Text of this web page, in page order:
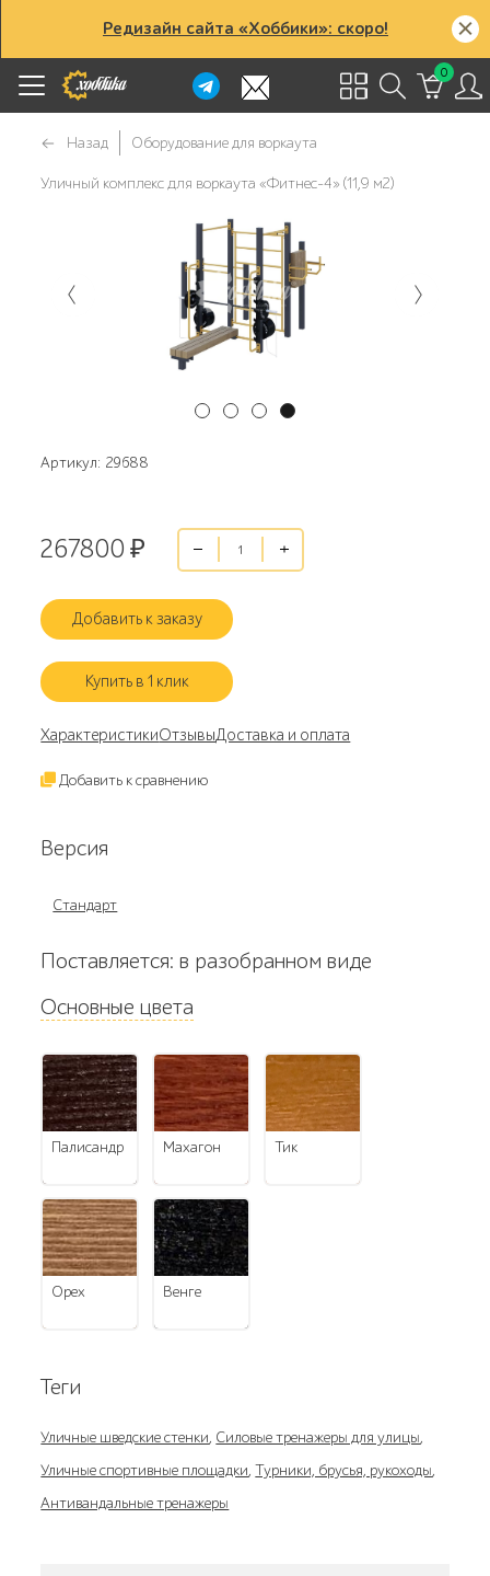
Редизайн сайта «Хоббики»: скоро!
0
Назад Оборудование для воркаута
Уличный комплекс для воркаута «Фитнес-4» (11,9 м2)
Артикул: 29688
267800 ₽
Добавить к заказу
Купить в 1 клик
ХарактеристикиОтзывыДоставка и оплата
Добавить к сравнению
Версия
Стандарт
Поставляется: в разобранном виде
Основные цвета
палисандр махагон тик
орех венге
Теги
Уличные шведские стенки, Силовые тренажеры для улицы,
Уличные спортивные площадки,Турники, брусья, рукоходы,
Антивандальные тренажеры